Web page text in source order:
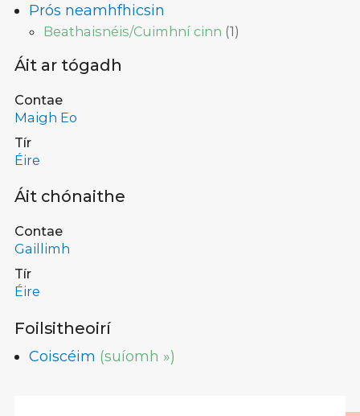
Prós neamhfhicsin
Beathaisnéis/Cuimhní cinn (1)
Áit ar tógadh
Contae
Maigh Eo
Tír
Éire
Áit chónaithe
Contae
Gaillimh
Tír
Éire
Foilsitheoirí
Coiscéim (suíomh »)